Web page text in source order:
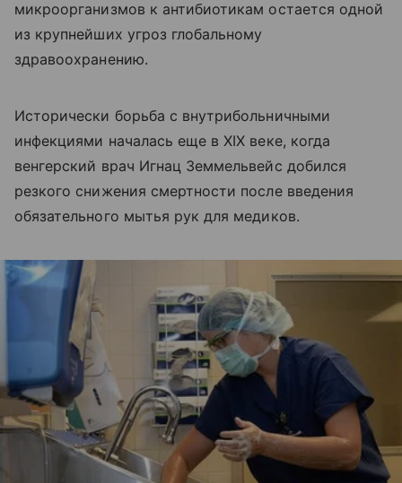
микроорганизмов к антибиотикам остается одной
из крупнейших угроз глобальному
здравоохранению.
Исторически борьба с внутрибольничными
инфекциями началась еще в XIX веке, когда
венгерский врач Игнац Земмельвейс добился
резкого снижения смертности после введения
обязательного мытья рук для медиков.